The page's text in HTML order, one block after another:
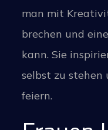
man mit
brechen und
kann. Sie
selbst zu
feiern.